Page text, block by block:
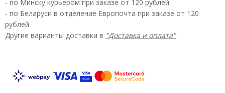
- по Минску курьером при заказе от 120 рублей
- по Беларуси в отделение Европочта при заказе от 120
рублей
Другие варианты доставки в "Доставка и оплата"